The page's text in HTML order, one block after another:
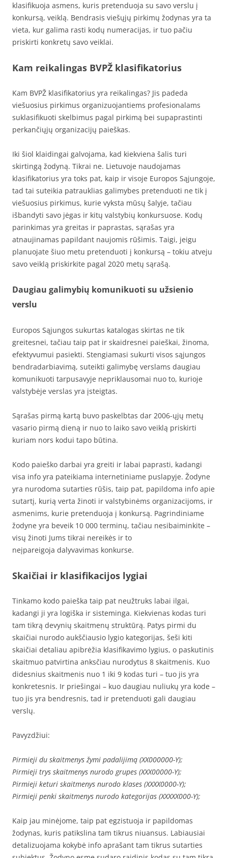
klasifikuoja asmens, kuris pretenduoja su savo verslu į
konkursą, veiklą. Bendrasis viešųjų pirkimų žodynas yra ta
vieta, kur galima rasti kodų numeracijas, ir tuo pačiu
priskirti konkretų savo veiklai.
Kam reikalingas BVPŽ klasifikatorius
Kam BVPŽ klasifikatorius yra reikalingas? Jis padeda
viešuosius pirkimus organizuojantiems profesionalams
suklasifikuoti skelbimus pagal pirkimą bei supaprastinti
perkančiųjų organizacijų paieškas.
Iki šiol klaidingai galvojama, kad kiekviena šalis turi
skirtingą žodyną. Tikrai ne. Lietuvoje naudojamas
klasifikatorius yra toks pat, kaip ir visoje Europos Sąjungoje,
tad tai suteikia patrauklias galimybes pretenduoti ne tik į
viešuosius pirkimus, kurie vyksta mūsų šalyje, tačiau
išbandyti savo jėgas ir kitų valstybių konkursuose. Kodų
parinkimas yra greitas ir paprastas, sąrašas yra
atnaujinamas papildant naujomis rūšimis. Taigi, jeigu
planuojate šiuo metu pretenduoti į konkursą – tokiu atveju
savo veiklą priskirkite pagal 2020 metų sąrašą.
Daugiau galimybių komunikuoti su užsienio
verslu
Europos Sąjungos sukurtas katalogas skirtas ne tik
greitesnei, tačiau taip pat ir skaidresnei paieškai, žinoma,
efektyvumui pasiekti. Stengiamasi sukurti visos sąjungos
bendradarbiavimą, suteikti galimybę verslams daugiau
komunikuoti tarpusavyje nepriklausomai nuo to, kurioje
valstybėje verslas yra įsteigtas.
Sąrašas pirmą kartą buvo paskelbtas dar 2006-ųjų metų
vasario pirmą dieną ir nuo to laiko savo veiklą priskirti
kuriam nors kodui tapo būtina.
Kodo paieško darbai yra greiti ir labai paprasti, kadangi
visa info yra pateikiama internetiniame puslapyje. Žodyne
yra nurodoma sutarties rūšis, taip pat, papildoma info apie
sutartį, kurią verta žinoti ir valstybinėms organizacijoms, ir
asmenims, kurie pretenduoja į konkursą. Pagrindiniame
žodyne yra beveik 10 000 terminų, tačiau nesibaiminkite –
visų žinoti Jums tikrai nereikės ir to
neįpareigoja dalyvavimas konkurse.
Skaičiai ir klasifikacijos lygiai
Tinkamo kodo paieška taip pat neužtruks labai ilgai,
kadangi ji yra logiška ir sisteminga. Kiekvienas kodas turi
tam tikrą devynių skaitmenų struktūrą. Patys pirmi du
skaičiai nurodo aukščiausio lygio kategorijas, šeši kiti
skaičiai detaliau apibrėžia klasifikavimo lygius, o paskutinis
skaitmuo patvirtina anksčiau nurodytus 8 skaitmenis. Kuo
didesnius skaitmenis nuo 1 iki 9 kodas turi – tuo jis yra
konkretesnis. Ir priešingai – kuo daugiau nuliukų yra kode –
tuo jis yra bendresnis, tad ir pretenduoti gali daugiau
verslų.
Pavyzdžiui:
Pirmieji du skaitmenys žymi padalijimą (XX000000-Y);
Pirmieji trys skaitmenys nurodo grupes (XXX00000-Y);
Pirmieji keturi skaitmenys nurodo klases (XXXX0000-Y);
Pirmieji penki skaitmenys nurodo kategorijas (XXXXX000-Y);
Kaip jau minėjome, taip pat egzistuoja ir papildomas
žodynas, kuris patikslina tam tikrus niuansus. Labiausiai
detalizuojama kokybė info aprašant tam tikrus sutarties